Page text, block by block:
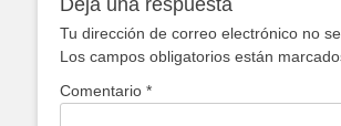
Tu dirección de correo electrónico no
Los campos obligatorios están
Comentario *